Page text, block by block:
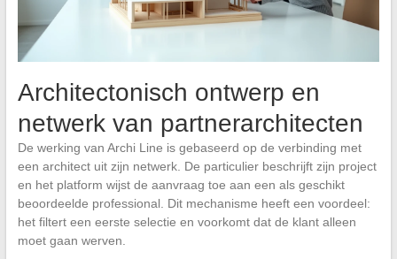
Architectonisch ontwerp en
netwerk van partnerarchitecten
De werking van Archi Line is gebaseerd op de verbinding met
een architect uit zijn netwerk. De particulier beschrijft zijn project
en het platform wijst de aanvraag toe aan een als geschikt
beoordeelde professional. Dit mechanisme heeft een voordeel:
het filtert een eerste selectie en voorkomt dat de klant alleen
moet gaan werven.